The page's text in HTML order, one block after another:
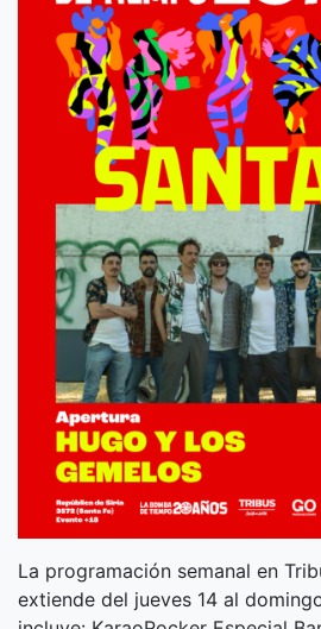
La programación semanal en
extiende del jueves 14 al